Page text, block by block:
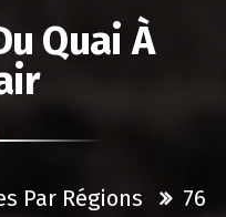
Quai À
Par Régions
76